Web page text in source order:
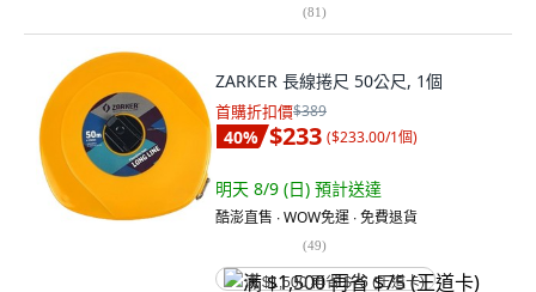
(81)
ZARKER 長線捲尺 50公尺, 1個
首購折扣價$389
40% $233 ($233.00/1個)
明天 8/9 (日) 預計送達
酷澎直售 ∙ WOW免運 ∙ 免費退貨
(49)
满 $1,500 再省 $75 (王道卡)